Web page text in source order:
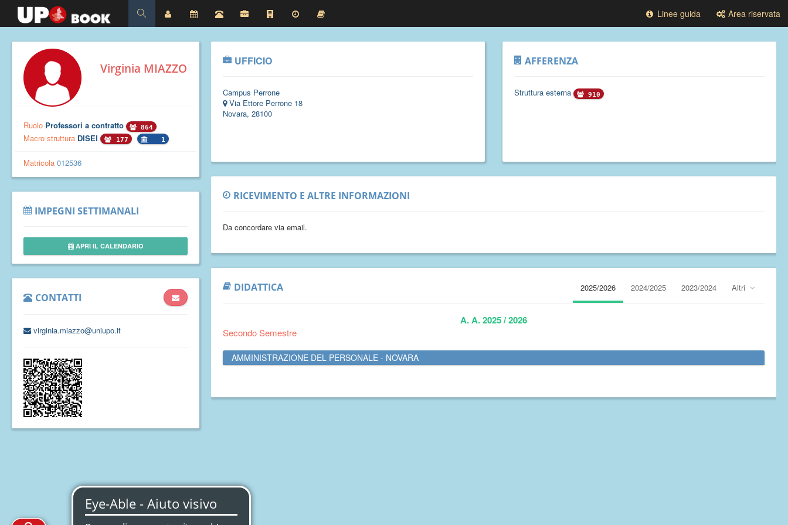
Linee guida Area riservata
Virginia MIAZZO
Ruolo Professori a contratto 864
Macro struttura DISEI 177 1
Matricola 012536
IMPEGNI SETTIMANALI
APRI IL CALENDARIO
CONTATTI
virginia.miazzo@uniupo.it
UFFICIO
Campus Perrone
Via Ettore Perrone 18
Novara, 28100
AFFERENZA
Struttura esterna 910
RICEVIMENTO E ALTRE INFORMAZIONI
Da concordare via email.
DIDATTICA 2025/2026 2024/2025 2023/2024 Altri
A. A. 2025 / 2026
Secondo Semestre
AMMINISTRAZIONE DEL PERSONALE - NOVARA